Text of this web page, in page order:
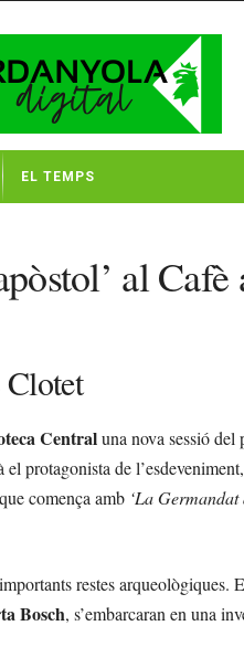
EL TEMPS
al
Clotet
Centraluna nova sessió del
el protagonista de
comença amb ‘La Germandat
restes arqueològiques.
Bosch, s’embarcaran en una